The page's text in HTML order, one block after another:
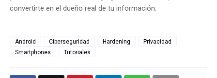
convertirte en el dueño real de tu información.
Android Ciberseguridad Hardening
Privacidad
Smartphones
Tutoriales